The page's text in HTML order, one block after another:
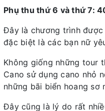
Phụ thu thứ 6 và thứ 7:
Đây là chương trình
đặc biệt là các bạn nữ
Không giống những tour
Cano sử dụng cano nhỏ
những bãi biển hoang sơ
Đây cũng là lý do rất